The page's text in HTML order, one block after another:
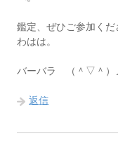
鑑定、ぜひご参加く
わはは。
バーバラ （＾▽＾）
返信